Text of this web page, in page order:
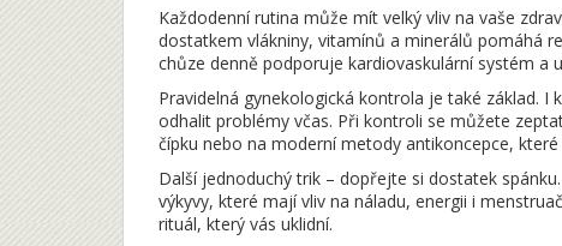
Každodenní rutina může mít velký vliv na vaše
dostatkem vlákniny, vitamínů a minerálů pomáhá
chůze denně podporuje kardiovaskulární systém a
Pravidelná gynekologická kontrola je také základ.
odhalit problémy včas. Při kontroli se můžete
čípku nebo na moderní metody antikoncepce,
Další jednoduchý trik – dopřejte si dostatek
výkyvy, které mají vliv na náladu, energii i
rituál, který vás uklidní.